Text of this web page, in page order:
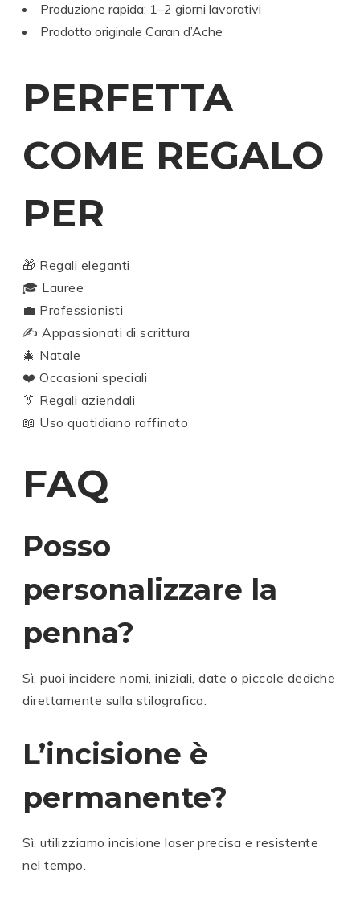
Produzione rapida: 1–2 giorni lavorativi
Prodotto originale Caran d’Ache
PERFETTA
COME REGALO
PER
🎁 Regali eleganti
🎓 Lauree
💼 Professionisti
✍️ Appassionati di scrittura
🎄 Natale
❤️ Occasioni speciali
👔 Regali aziendali
📖 Uso quotidiano raffinato
FAQ
Posso
personalizzare la
penna?
Sì, puoi incidere nomi, iniziali, date o piccole dediche
direttamente sulla stilografica.
L’incisione è
permanente?
Sì, utilizziamo incisione laser precisa e resistente
nel tempo.